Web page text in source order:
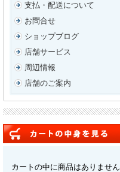
支払・配送について
お問合せ
ショップブログ
店舗サービス
周辺情報
店舗のご案内
カートの中に商品はありません